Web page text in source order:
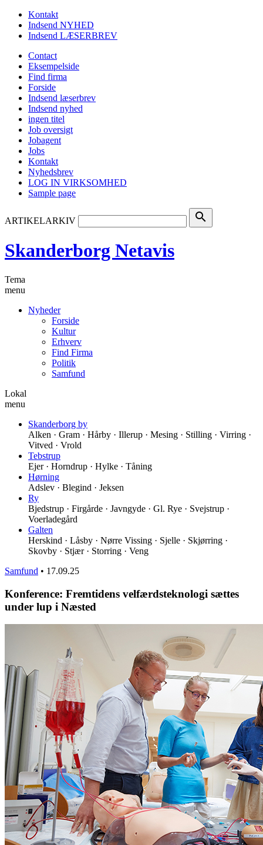
Kontakt
Indsend NYHED
Indsend LÆSERBREV
Contact
Eksempelside
Find firma
Forside
Indsend læserbrev
Indsend nyhed
ingen titel
Job oversigt
Jobagent
Jobs
Kontakt
Nyhedsbrev
LOG IN VIRKSOMHED
Sample page
ARTIKELARKIV search
Skanderborg Netavis
Tema
menu
Nyheder
Forside
Kultur
Erhverv
Find Firma
Politik
Samfund
Lokal
menu
Skanderborg by
Alken · Gram · Hårby · Illerup · Mesing · Stilling · Virring ·
Vitved · Vrold
Tebstrup
Ejer · Horndrup · Hylke · Tåning
Hørning
Adslev · Blegind · Jeksen
Ry
Bjedstrup · Firgårde · Javngyde · Gl. Rye · Svejstrup ·
Voerladegård
Galten
Herskind · Låsby · Nørre Vissing · Sjelle · Skjørring ·
Skovby · Stjær · Storring · Veng
Samfund • 17.09.25
Konference: Fremtidens velfærdsteknologi sættes
under lup i Næsted